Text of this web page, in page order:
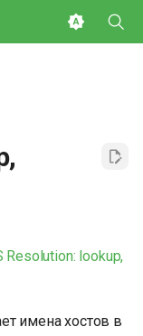
lookup,
имена хостов в